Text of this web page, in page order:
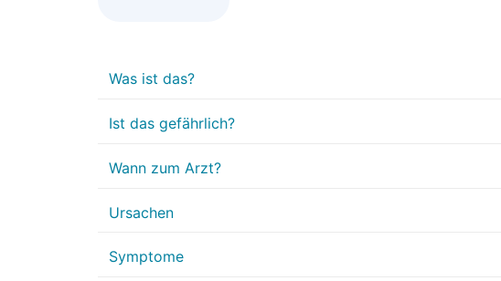
Was ist das?
Ist das gefährlich?
Wann zum Arzt?
Ursachen
Symptome